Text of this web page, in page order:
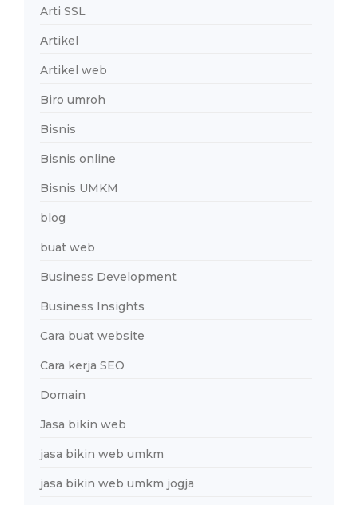
Arti SSL
Artikel
Artikel web
Biro umroh
Bisnis
Bisnis online
Bisnis UMKM
blog
buat web
Business Development
Business Insights
Cara buat website
Cara kerja SEO
Domain
Jasa bikin web
jasa bikin web umkm
jasa bikin web umkm jogja